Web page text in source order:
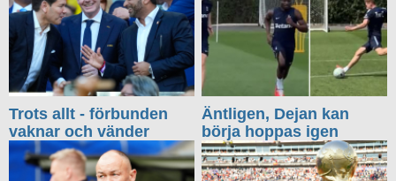
Trots allt - förbunden
vaknar och vänder
Äntligen, Dejan kan
börja hoppas igen